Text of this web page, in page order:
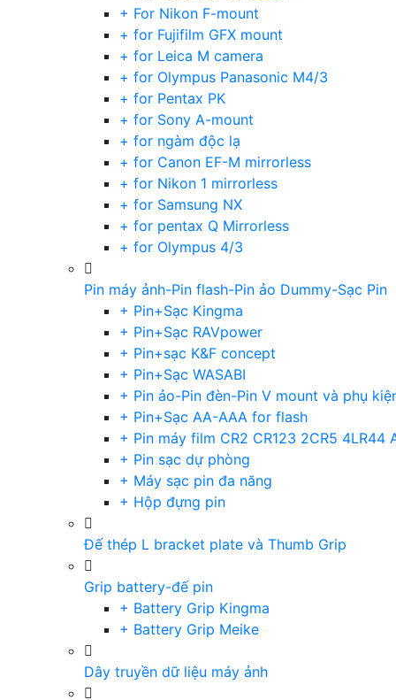
+ For Nikon F-mount
+ for Fujifilm GFX mount
+ for Leica M camera
+ for Olympus Panasonic M4/3
+ for Pentax PK
+ for Sony A-mount
+ for ngàm độc lạ
+ for Canon EF-M mirrorless
+ for Nikon 1 mirrorless
+ for Samsung NX
+ for pentax Q Mirrorless
+ for Olympus 4/3
Pin máy ảnh-Pin flash-Pin ảo Dummy-Sạc Pin
+ Pin+Sạc Kingma
+ Pin+Sạc RAVpower
+ Pin+sạc K&F concept
+ Pin+Sạc WASABI
+ Pin ảo-Pin đèn-Pin V mount và phụ
+ Pin+Sạc AA-AAA for flash
+ Pin máy film CR2 CR123 2CR5 4LR44
+ Pin sạc dự phòng
+ Máy sạc pin đa năng
+ Hộp đựng pin
Đế thép L bracket plate và Thumb Grip
Grip battery-đế pin
+ Battery Grip Kingma
+ Battery Grip Meike
Dây truyền dữ liệu máy ảnh